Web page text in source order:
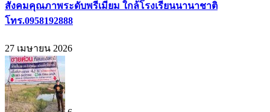
สังคมคุณภาพระดับพรีเมียม ใกล้โรงเรียนนานาชาติ
โทร.0958192888
27 เมษายน 2026